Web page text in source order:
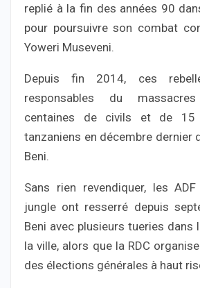
replié à la fin des années 90
pour poursuivre son combat
Yoweri Museveni.
Depuis fin 2014, ces
responsables du
centaines de civils et de 15
tanzaniens en décembre dernier
Beni.
Sans rien revendiquer, les
jungle ont resserré depuis
Beni avec plusieurs tueries dans
la ville, alors que la RDC
des élections générales à haut